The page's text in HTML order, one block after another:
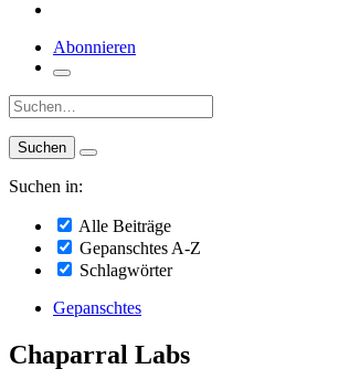
Abonnieren
Suche:
Suchen in:
Alle Beiträge
Gepanschtes A-Z
Schlagwörter
Gepanschtes
Chaparral Labs